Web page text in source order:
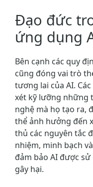
Đạo đức
ứng dụng
Bên cạnh các quy
cũng đóng vai trò
tương lai của AI.
xét kỹ lưỡng những
nghệ mà họ tạo ra,
thể ảnh hưởng đến
thủ các nguyên tắc
nhiệm, minh bạch
đảm bảo AI được
gây hại.